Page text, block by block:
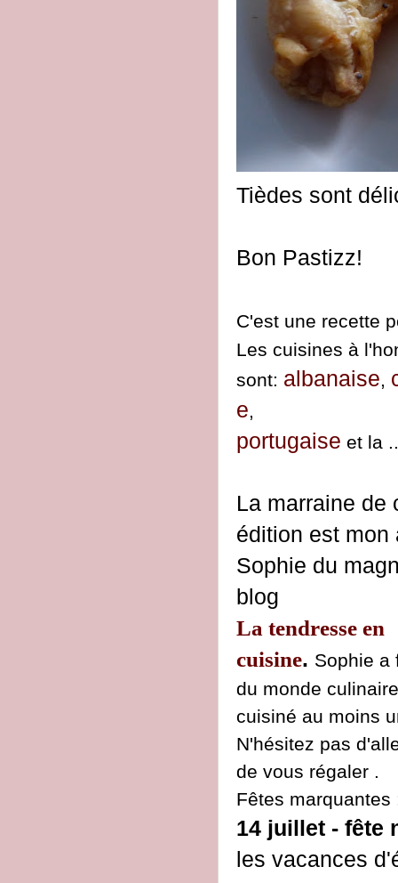
Tièdes sont
Bon Pastizz!
C'est une recette
Les cuisines à
sont: albanaise,
e,
portugaise et la
La marraine de
édition est mon
Sophie du
blog
La tendresse en
cuisine. Sophie a
du monde
cuisiné au moins
N'hésitez pas
de vous régaler .
Fêtes marquantes
14 juillet - fête
les vacances